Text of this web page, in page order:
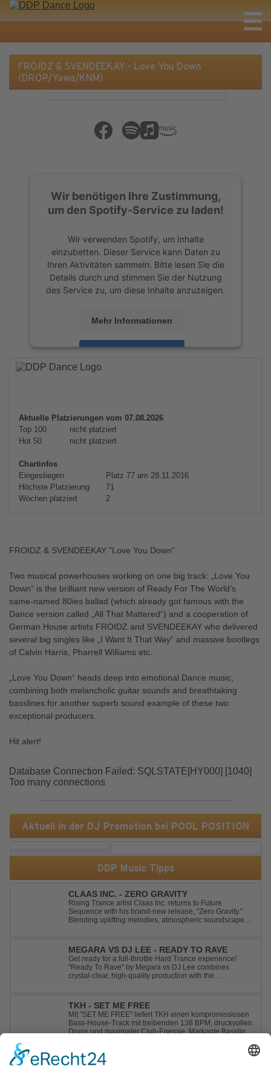
Aktuell in der DJ Promotion bei POOL POSITION
DDP Music Tipps
CLAAS INC. - ZERO GRAVITY
Rising Trance artist Claas Inc. returns to Future
Sequence with his brand-new release, "Zero Gravity."
Blending uplifting melodies, atmospheric soundscapes,
Featuring epic breakdowns...
MEGARA VS DJ LEE - READY TO RAVE
Get ready for a full-throttle Hard Trance experience!
"Ready To Rave" by Megara vs DJ Lee combines
crystal-clear, high-quality production with the
track delivers pure rave nostalgia wh...
TKH - SET ME FREE
Mit "SET ME FREE" liefert TKH einen kompromisslosen
Bass-House-Track mit treibenden 138 BPM, druckvollen
Drops und maximaler Club-Energie. Markante Basslines
die Spannung konsequent bis zu den Drops nach oben
schraubt. Der Track hat die no...
DDP Partner
FROIDZ & SVENDEEKAY - Love You Down
(DROP/Yawa/KNM)
Wir benötigen Ihre Zustimmung,
um den Spotify-Service zu laden!
Wir verwenden Spotify, um Inhalte
einzubetten. Dieser Service kann Daten zu
Ihren Aktivitäten sammeln. Bitte lesen Sie die
Details durch und stimmen Sie der Nutzung
des Service zu, um diese Inhalte anzuzeigen.
Mehr Informationen
Akzeptieren
powered by
Aktuelle Platzierungen vom 07.08.2026
Top 100
nicht platziert
Hot 50
nicht platziert
Chartinfos
Eingestiegen
Platz 77 am 28.11.2016
Höchste Platzierung
71
Wochen platziert
2
FROIDZ & SVENDEEKAY "Love You Down"
Two musical powerhouses working on one big track: „Love You
Down“ is the brilliant new version of Ready For The World’s
same-named 80ies ballad (which already got famous with the
Dance version called „All That Mattered“) and a cooperation of
German House artists FROIDZ and SVENDEEKAY who delivered
several big singles like „I Want It That Way“ and massive bootlegs
of Calvin Harris, Pharrell Williams etc.
„Love You Down“ heads deep into emotional Dance music,
combining both melancholic guitar sounds and breathtaking
basslines for another superb sound example of these two
exceptional producers.
Hit alert!
Database Connection Failed: SQLSTATE[HY000] [1040]
Too many connections